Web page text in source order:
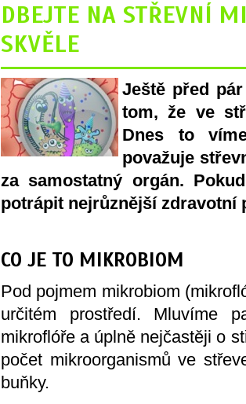
DBEJTE NA STŘEVNÍ
SKVĚLE
Ještě před
tom, že ve
Dnes to
považuje
za samostatný orgán.
potrápit nejrůznější zdravotní
CO JE TO MIKROBIOM
Pod pojmem mikrobiom
určitém prostředí. Mluvíme
mikroflóře a úplně nejčastěji o
počet mikroorganismů ve
buňky.